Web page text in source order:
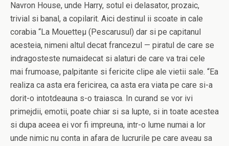
Navron House, unde Harry, sotul ei delasator, prozaic,
trivial si banal, a copilarit. Aici destinul ii scoate in cale
corabia “La Mouetteµ (Pescarusul) dar si pe capitanul
acesteia, nimeni altul decat francezul — piratul de care se
indragosteste numaidecat si alaturi de care va trai cele
mai frumoase, palpitante si fericite clipe ale vietii sale. “Ea
realiza ca asta era fericirea, ca asta era viata pe care si-a
dorit-o intotdeauna s-o traiasca. In curand se vor ivi
primejdii, emotii, poate chiar si sa lupte, si in toate acestea
si dupa aceea ei vor fi impreuna, intr-o lume numai a lor
unde nimic nu conta in afara de lucrurile pe care aveau sa